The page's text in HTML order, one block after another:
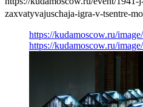
zaxvatyvajuschaja-igra-v-tsentre-
https://kudamoscow.ru/
https://kudamoscow.ru/